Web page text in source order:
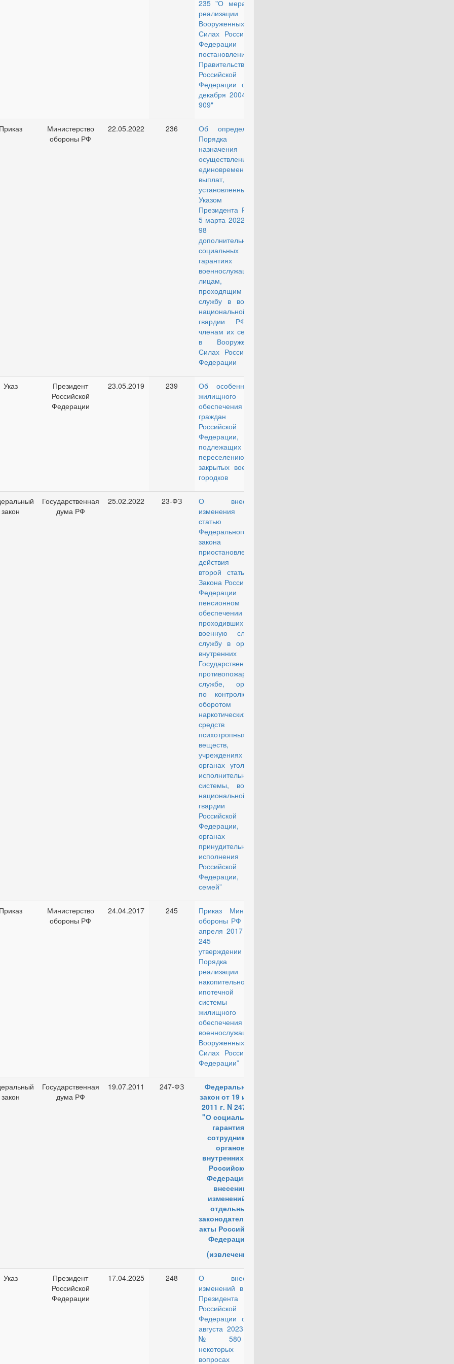
235 "О мерах по
реализации в
Вооруженных
Силах Российской
Федерации
постановления
Правительства
Российской
Федерации от 31
декабря 2004 г. N
909"
Министерство
обороны РФ
22.05.2022 236
Об определении
Порядка
назначения и
осуществления
единовременных
выплат,
установленных
Указом
Президента РФ от
5 марта 2022 г. №
98 «О
дополнительных
социальных
гарантиях
военнослужащим,
лицам,
проходящим
службу в войсках
национальной
гвардии РФ, и
членам их семей",
в Вооруженных
Силах Российской
Федерации
Указ
Президент
Российской
Федерации
23.05.2019 239
Об особенностях
жилищного
обеспечения
граждан
Российской
Федерации,
подлежащих
переселению из
закрытых военных
городков
закон
Государственная
дума РФ
25.02.2022 23-ФЗ
О внесении
изменения в
статью 1
Федерального
закона "О
приостановлении
действия части
второй статьи 43
Закона Российской
Федерации "О
пенсионном
обеспечении лиц,
проходивших
военную службу,
службу в органах
внутренних дел,
Государственной
противопожарной
службе, органах
по контролю за
оборотом
наркотических
средств и
психотропных
веществ,
учреждениях и
органах уголовно-
исполнительной
системы, войсках
национальной
гвардии
Российской
Федерации,
органах
принудительного
исполнения
Российской
Федерации, и их
семей”
Министерство
обороны РФ
24.04.2017 245
Приказ Министра
обороны РФ от 24
апреля 2017 г. №
245 “Об
утверждении
Порядка
реализации
накопительно-
ипотечной
системы
жилищного
обеспечения
военнослужащих в
Вооруженных
Силах Российской
Федерации”
закон
Государственная
дума РФ
19.07.2011 247-ФЗ
Федеральный
закон от 19 июля
2011 г. N 247-ФЗ
"О социальных
гарантиях
сотрудникам
органов
внутренних дел
Российской
Федерации и
внесении
изменений в
отдельные
законодательные
акты Российской
Федерации"
(извлечение)
Указ
Президент
Российской
Федерации
17.04.2025 248
О внесении
изменений в Указ
Президента
Российской
Федерации от 03
августа 2023 года
№ 580 "О
некоторых
вопросах